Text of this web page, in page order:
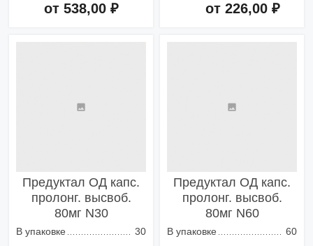
от 538,00 ₽ от 226,00 ₽
Предуктал ОД капс.
пролонг. высвоб.
80мг N30
В упаковке 30
Предуктал ОД капс.
пролонг. высвоб.
80мг N60
В упаковке 60